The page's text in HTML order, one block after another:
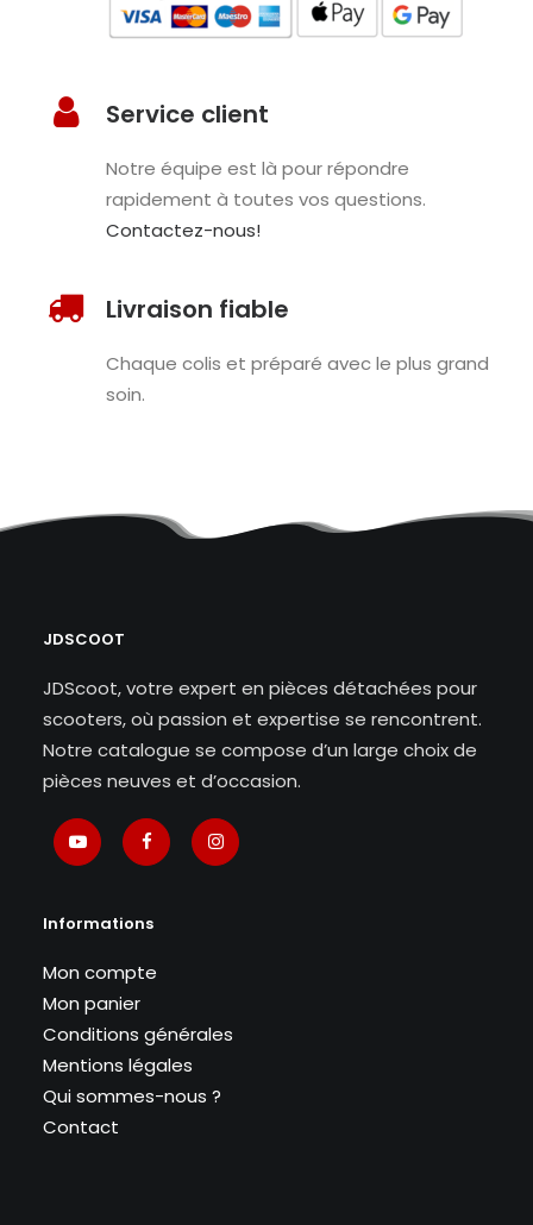
Service client
Notre équipe est là pour répondre
rapidement à toutes vos questions.
Contactez-nous!
Livraison fiable
Chaque colis et préparé avec le plus grand
soin.
JDSCOOT
JDScoot, votre expert en pièces détachées pour
scooters, où passion et expertise se rencontrent.
Notre catalogue se compose d’un large choix de
pièces neuves et d’occasion.
Informations
Mon compte
Mon panier
Conditions générales
Mentions légales
Qui sommes-nous ?
Contact